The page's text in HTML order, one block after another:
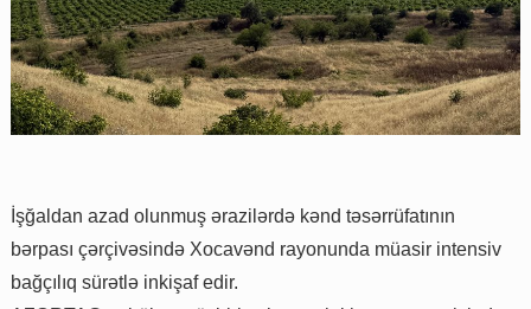
İşğaldan azad olunmuş ərazilərdə kənd təsərrüfatının
bərpası çərçivəsində Xocavənd rayonunda müasir intensiv
bağçılıq sürətlə inkişaf edir.